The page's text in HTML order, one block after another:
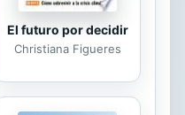
El futuro por decidir
Christiana Figueres